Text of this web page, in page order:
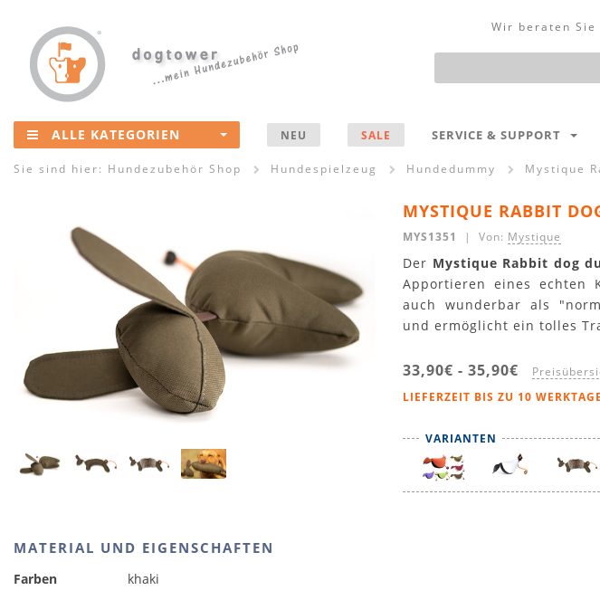
Wir beraten Sie
Produktsuche
ALLE KATEGORIEN NEU SALE SERVICE & SUPPORT
Sie sind hier: Hundezubehör Shop Hundespielzeug Hundedummy Mystique
MYSTIQUE RABBIT
MYS1351 | Von: Mystique
Der Mystique Rabbit dog
Apportieren eines echten
auch wunderbar als
und ermöglicht ein tolles
33,90€ - 35,90€
LIEFERZEIT BIS ZU 10
VARIANTEN
MATERIAL UND EIGENSCHAFTEN
Farben
khaki